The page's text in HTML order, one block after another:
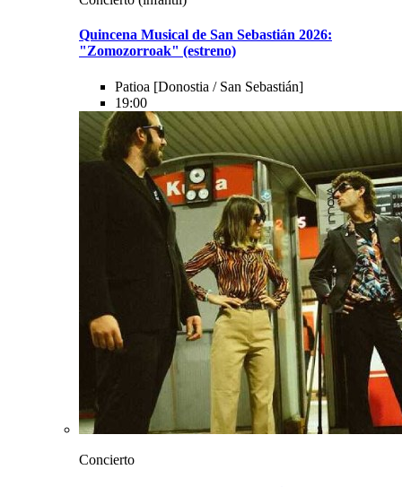
Quincena Musical de San Sebastián 2026:
"Zomozorroak" (estreno)
Patioa [Donostia / San Sebastián]
19:00
Concierto